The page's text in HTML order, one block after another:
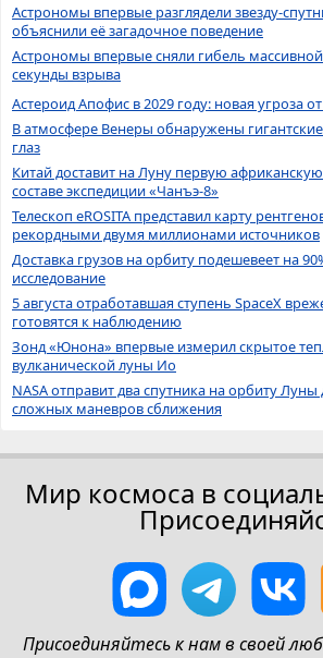
Астрономы впервые разглядели звезду-
объяснили её загадочное поведение
Астрономы впервые сняли гибель
секунды взрыва
Астероид Апофис в 2029 году: новая угроза
В атмосфере Венеры обнаружены
глаз
Китай доставит на Луну первую
составе экспедиции «Чанъэ-8»
Телескоп eROSITA представил карту
рекордными двумя миллионами источников
Доставка грузов на орбиту подешевеет на
исследование
5 августа отработавшая ступень SpaceX
готовятся к наблюдению
Зонд «Юнона» впервые измерил скрытое
вулканической луны Ио
NASA отправит два спутника на орбиту Луны
сложных маневров сближения
Мир космоса в
Присоединяйтесь к нам в своей